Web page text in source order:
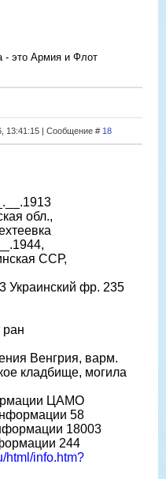
- это Армия и Флот
13:41:15 | Сообщение # 18
обл.,
ССР,
Украинский фр. 235
Венгрия, варм.
кладбище, могила
ЦАМО
58
18003
244
html/info.htm?